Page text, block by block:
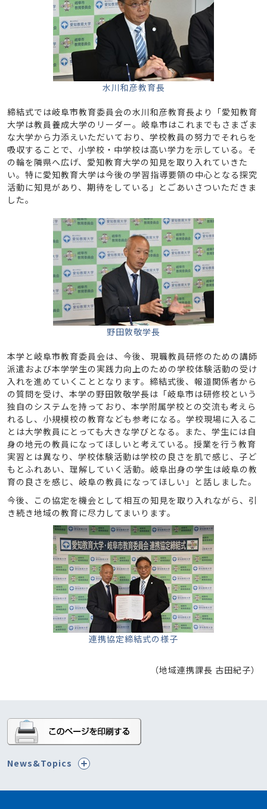
水川和彦教育長
締結式では岐阜市教育委員会の水川和彦教育長より「愛知教育
大学は教員養成大学のリーダー。岐阜市はこれまでもさまざま
な大学から力添えいただいており、学校教員の努力でそれらを
吸収することで、小学校・中学校は高い学力を示している。そ
の輪を隣県へ広げ、愛知教育大学の知見を取り入れていきた
い。特に愛知教育大学は今後の学習指導要領の中心となる探究
活動に知見があり、期待をしている」とごあいさついただきま
した。
野田敦敬学長
本学と岐阜市教育委員会は、今後、現職教員研修のための講師
派遣および本学学生の実践力向上のための学校体験活動の受け
入れを進めていくこととなります。締結式後、報道関係者から
の質問を受け、本学の野田敦敬学長は「岐阜市は研修校という
独自のシステムを持っており、本学附属学校との交流も考えら
れるし、小規模校の教育なども参考になる。学校現場に入るこ
とは大学教員にとっても大きな学びとなる。また、学生には自
身の地元の教員になってほしいと考えている。授業を行う教育
実習とは異なり、学校体験活動は学校の良さを肌で感じ、子ど
もとふれあい、理解していく活動。岐阜出身の学生は岐阜の教
育の良さを感じ、岐阜の教員になってほしい」と話しました。
今後、この協定を機会として相互の知見を取り入れながら、引
き続き地域の教育に尽力してまいります。
連携協定締結式の様子
（地域連携課長 古田紀子）
News&Topics